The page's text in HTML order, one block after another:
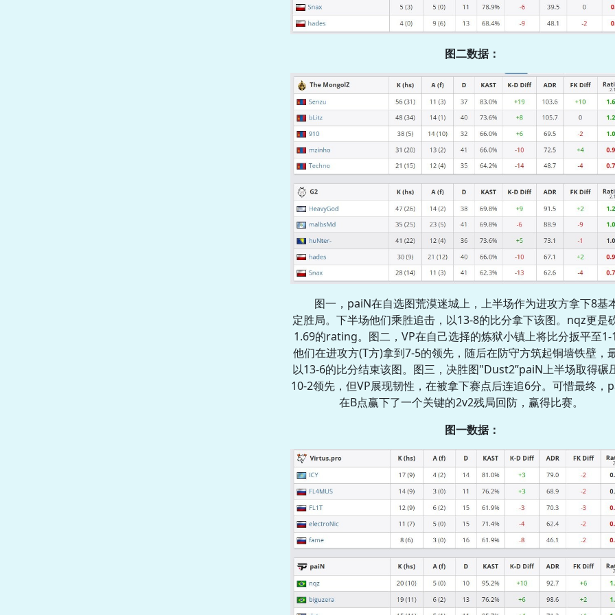
图二数据：
图一，paiN在自选图荒漠迷城上，上半场作为进攻方拿下8基
定胜局。下半场他们乘胜追击，以13-8的比分拿下该图。nqz⁠更是
1.69的rating。图二，VP在自己选择的炼狱小镇上将比分扳平至1-
他们在进攻方(T方)拿到7-5的领先，随后在防守方筑起铜墙铁壁，
以13-6的比分结束该图。图三，决胜图"Dust2”paiN上半场取得碾
10-2领先，但VP展现韧性，在被拿下赛点后连追6分。可惜最终，
在B点赢下了一个关键的2v2残局回防，赢得比赛。
图一数据：